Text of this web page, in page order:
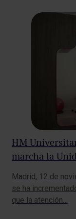
HM
marcha la
Madrid, 12 de
se ha
que la atención…